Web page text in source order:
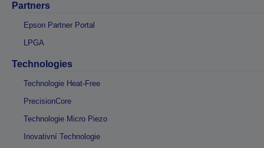
Partners
Epson Partner Portal
LPGA
Technologies
Technologie Heat-Free
PrecisionCore
Technologie Micro Piezo
Inovativní Technologie